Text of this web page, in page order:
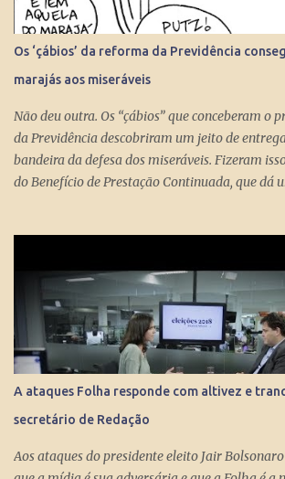
Os ‘çábios’ da reforma da Previdência
marajás aos miseráveis
Não deu outra. Os “çábios” que conceberam o
da Previdência descobriram um jeito de
bandeira da defesa dos miseráveis. Fizeram
do Benefício de Prestação Continuada, que dá
Família. Com a outra mão querem tomar pelo
mensais dos miseráveis que têm mais de 65
direito aos R$ 998 se, e quando, chegarem aos
conserto do rombo da Previdência precisa
pago aos miseráveis que têm entre 65 e 70
Guedes produziu um projeto racional e
forma competente. Na essência, podou
Ela só s...
A ataques Folha responde com altivez e
secretário de Redação
Aos ataques do presidente eleito Jair